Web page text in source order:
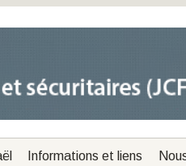
Informations et liens